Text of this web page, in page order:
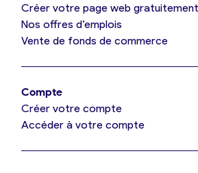
Offres d’emploi
Je suis fournisseur
Créer votre page web gratuitement
Nos offres d’emplois
Vente de fonds de commerce
Compte
Créer votre compte
Accéder à votre compte